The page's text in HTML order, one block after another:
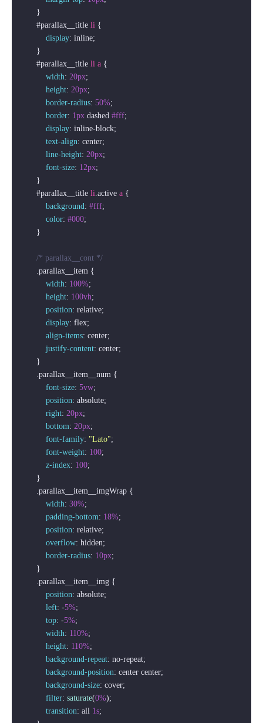
        }
#parallax__title li {
display: inline;
        }
#parallax__title li a {
width: 20px;
height: 20px;
border-radius: 50%;
border: 1px dashed #fff;
display: inline-block;
text-align: center;
line-height: 20px;
font-size: 12px;
        }
#parallax__title li.active a {
background: #fff;
color: #000;
        }
/* parallax__cont */
.parallax__item {
width: 100%;
height: 100vh;
position: relative;
display: flex;
align-items: center;
justify-content: center;
        }
.parallax__item__num {
font-size: 5vw;
position: absolute;
right: 20px;
bottom: 20px;
font-family: "Lato";
font-weight: 100;
z-index: 100;
        }
.parallax__item__imgWrap {
width: 30%;
padding-bottom: 18%;
position: relative;
overflow: hidden;
border-radius: 10px;
        }
.parallax__item__img {
position: absolute;
left: -5%;
top: -5%;
width: 110%;
height: 110%;
background-repeat: no-repeat;
background-position: center center;
background-size: cover;
filter: saturate(0%);
transition: all 1s;